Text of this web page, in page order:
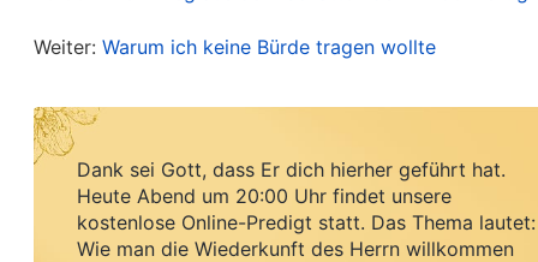
sehr streng und ernsthaft. Wenn es aber um
an die Sache heran, ganz gleich, wie groß die
Auftrag Gottes betreffen oder die Pflicht, die
keine Verantwortung. Das bedeutet doch, sich
nicht wahr? Sind Menschen, die sich den
Pflicht auszuführen? Sobald jemand das
Weiter: Warum ich keine Bürde tragen wollte
Dank sei Gott, dass Er dich hierher geführt hat.
Heute Abend um 20:00 Uhr findet unsere
kostenlose Online-Predigt statt. Das Thema lautet:
Wie man die Wiederkunft des Herrn willkommen